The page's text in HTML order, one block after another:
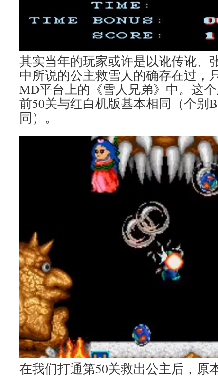
其实当年的玩家或许是以讹传讹、
中所说的公主救雪人的确存在过，
MD平台上的《雪人兄弟》中。这
前50关与红白机版基本相同（个别
同）。
在我们打通第50关救出公主后，原